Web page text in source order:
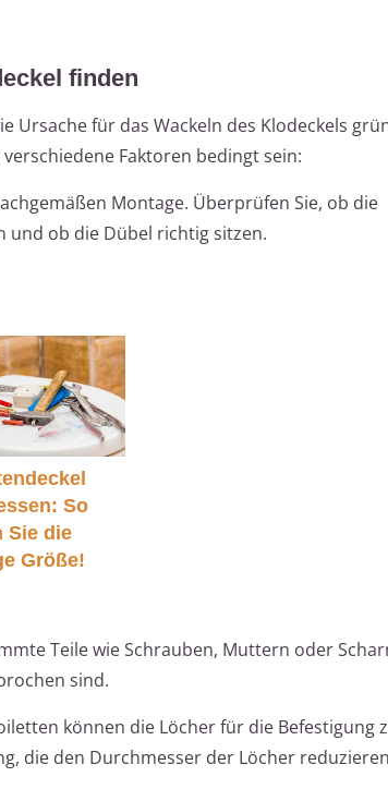
finden
Ursache für das Wackeln des Klodeckels
Faktoren bedingt sein:
Montage. Überprüfen Sie, ob die
und ob die Dübel richtig sitzen.
So
Sie die
Größe!
Teile wie Schrauben, Muttern oder
sind.
können die Löcher für die Befestigung
die den Durchmesser der Löcher